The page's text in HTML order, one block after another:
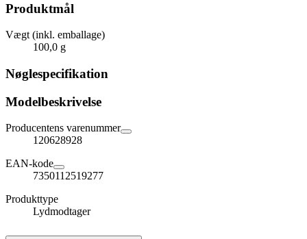
Produktmål
Vægt (inkl. emballage)
100,0 g
Nøglespecifikation
Modelbeskrivelse
Producentens varenummer
120628928
EAN-kode
7350112519277
Produkttype
Lydmodtager